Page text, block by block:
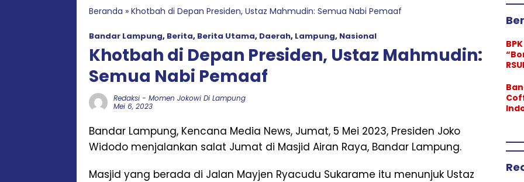
Beranda » Khotbah di Depan Presiden, Ustaz Mahmudin: Semua Nabi Pemaaf
Bandar Lampung, Berita, Berita Utama, Daerah, Lampung, Nasional
Khotbah di Depan Presiden, Ustaz Mahmudin:
Semua Nabi Pemaaf
Redaksi - Momen Jokowi Di Lampung
Mei 6, 2023
Bandar Lampung, Kencana Media News, Jumat, 5 Mei 2023, Presiden Joko
Widodo menjalankan salat Jumat di Masjid Airan Raya, Bandar Lampung.
Masjid yang berada di Jalan Mayjen Ryacudu Sukarame itu menunjuk Ustaz